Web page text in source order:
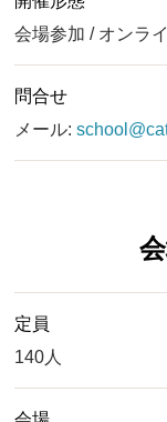
会場参加 / オンラ
問合せ
メール:
定員
140人